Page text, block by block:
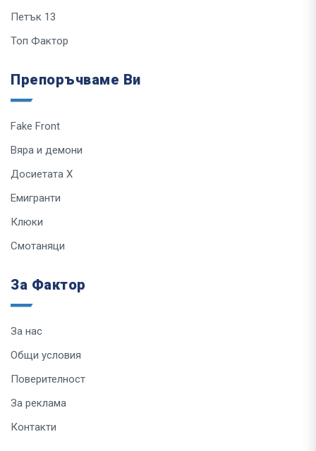
Петък 13
Топ Фактор
Препоръчваме Ви
Fake Front
Вяра и демони
Досиетата Х
Емигранти
Клюки
Смотаняци
За Фактор
За нас
Общи условия
Поверителност
За реклама
Контакти